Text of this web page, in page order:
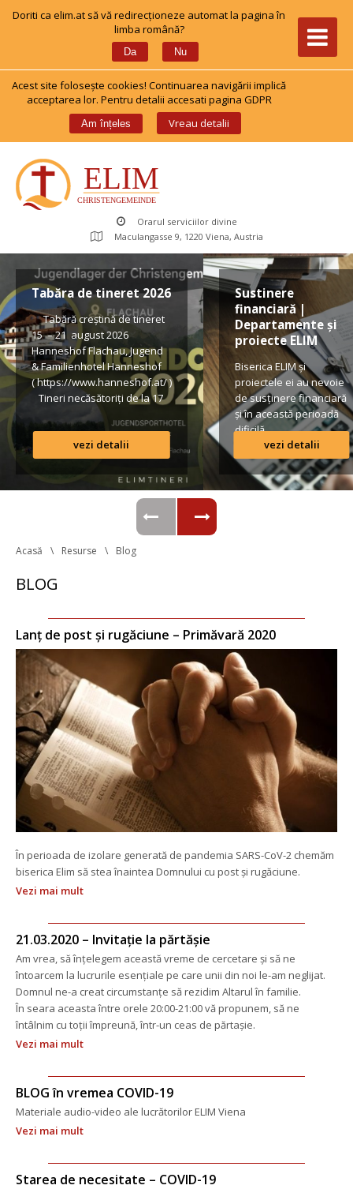
Doriti ca elim.at să vă redirecționeze automat la pagina în
limba română?
Da Nu
Acest site foloseşte cookies! Continuarea navigării implică
acceptarea lor. Pentru detalii accesati pagina GDPR
Am înțele Vreau detalii
Orarul serviciilor divine
Maculangasse 9, 1220 Viena, Austria
Tabăra de tineret 2026
Tabără creștină de tineret
15 – 21 august 2026
Hanneshof Flachau, Jugend
& Familienhotel Hanneshof
( https://www.hanneshof.at/ )
Tineri necăsătoriți de la 17
ani în sus € 420/ p.P.
(inclusiv Vollpension,
activități, transport*)
Formular de înscriere
Regulamentul taberei
*Având în vedere că o parte
vezi detalii
Sustinere
financiară |
Departamente și
proiecte ELIM
Biserica ELIM și
proiectele ei au nevoie
de susținere financiară
și în această perioadă
dificilă.
Lista conturilor bancare
vezi detalii
Acasă Resurse Blog
BLOG
Lanț de post și rugăciune – Primăvară 2020
În perioada de izolare generată de pandemia SARS-CoV-2 chemăm
biserica Elim să stea înaintea Domnului cu post și rugăciune.
Vezi mai mult
21.03.2020 – Invitație la părtășie
Am vrea, să înțelegem această vreme de cercetare și să ne
întoarcem la lucrurile esențiale pe care unii din noi le-am neglijat.
Domnul ne-a creat circumstanțe să rezidim Altarul în familie.
În seara aceasta între orele 20:00-21:00 vă propunem, să ne
întâlnim cu toții împreună, într-un ceas de părtașie.
Vezi mai mult
BLOG în vremea COVID-19
Materiale audio-video ale lucrătorilor ELIM Viena
Vezi mai mult
Starea de necesitate – COVID-19